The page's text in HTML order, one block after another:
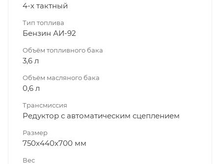
4-х тактный
Тип топлива
Бензин АИ-92
Объём топливного бака
3,6 л
Объём масляного бака
0,6 л
Трансмиссия
Редуктор с автоматическим сцеплением
Размер
750x440x700 мм
Вес